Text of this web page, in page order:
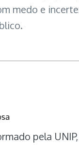
medo e
pela